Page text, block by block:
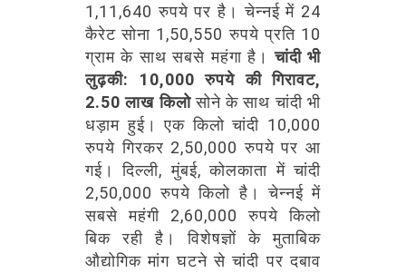
1,11,640 रुपये पर है। चेन्नई में 24
कैरेट सोना 1,50,550 रुपये प्रति 10
ग्राम के साथ सबसे महंगा है।चांदी भी
लुढ़की: 10,000 रुपये की गिरावट,
2.50 लाख किलोसोने के साथ चांदी भी
धड़ाम हुई। एक किलो चांदी 10,000
रुपये गिरकर 2,50,000 रुपये पर आ
गई। दिल्ली, मुंबई, कोलकाता में चांदी
2,50,000 रुपये किलो है। चेन्नई में
सबसे महंगी 2,60,000 रुपये किलो
बिक रही है। विशेषज्ञों के मुताबिक
औद्योगिक मांग घटने से चांदी पर दबाव